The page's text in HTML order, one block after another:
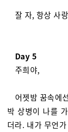
잘 자, 항상 사
Day 5
주희야,
어젯밤 꿈속에
박 상병이 나를
더라. 내가 무언